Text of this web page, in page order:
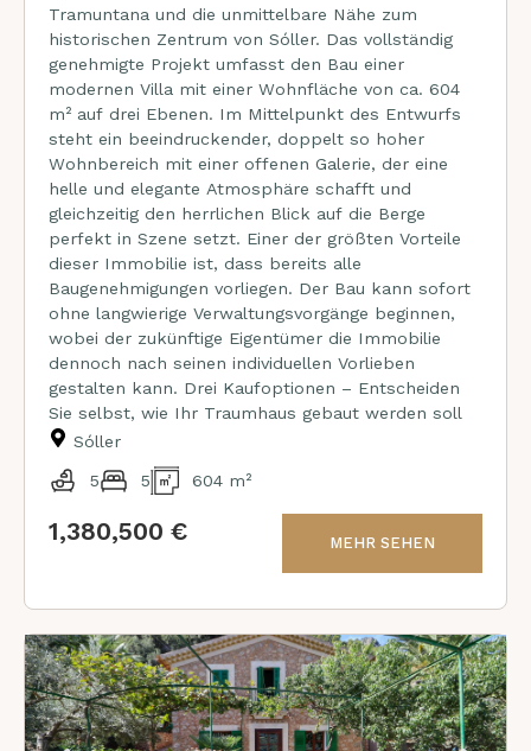
Tramuntana und die unmittelbare Nähe zum
historischen Zentrum von Sóller. Das vollständig
genehmigte Projekt umfasst den Bau einer
modernen Villa mit einer Wohnfläche von ca. 604
m² auf drei Ebenen. Im Mittelpunkt des Entwurfs
steht ein beeindruckender, doppelt so hoher
Wohnbereich mit einer offenen Galerie, der eine
helle und elegante Atmosphäre schafft und
gleichzeitig den herrlichen Blick auf die Berge
perfekt in Szene setzt. Einer der größten Vorteile
dieser Immobilie ist, dass bereits alle
Baugenehmigungen vorliegen. Der Bau kann sofort
ohne langwierige Verwaltungsvorgänge beginnen,
wobei der zukünftige Eigentümer die Immobilie
dennoch nach seinen individuellen Vorlieben
gestalten kann. Drei Kaufoptionen – Entscheiden
Sie selbst, wie Ihr Traumhaus gebaut werden soll
Sóller
5 5 604 m²
1,380,500 € MEHR SEHEN